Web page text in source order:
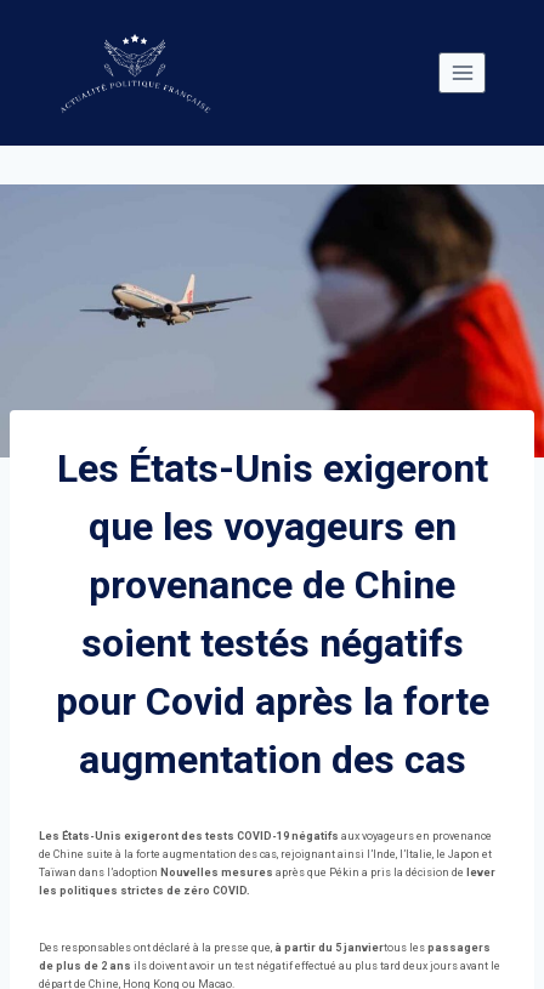
Les États-Unis exigeront
que les voyageurs en
provenance de Chine
soient testés négatifs
pour Covid après la forte
augmentation des cas
Les États-Unis exigeront des tests COVID-19 négatifs aux voyageurs en provenance
de Chine suite à la forte augmentation des cas, rejoignant ainsi l’Inde, l’Italie, le Japon et
Taïwan dans l’adoption Nouvelles mesures après que Pékin a pris la décision de lever
les politiques strictes de zéro COVID.
Des responsables ont déclaré à la presse que, à partir du 5 janviertous les passagers
de plus de 2 ans ils doivent avoir un test négatif effectué au plus tard deux jours avant le
départ de Chine, Hong Kong ou Macao.